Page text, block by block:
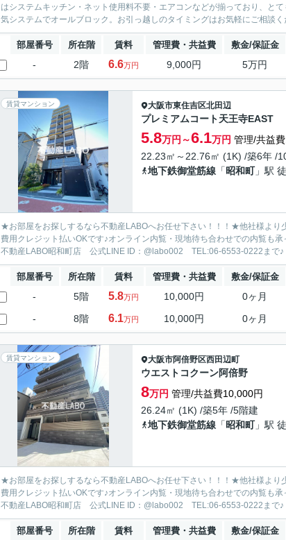
はシステムキッチン・ネット使用料不要・エアコンなどが揃っており、と
気システムでオールブロック。お引っ越しのタイミングはお気軽にご相談
部屋番号 所在階 賃料 管理費・共益費 敷金/保証金
- 2階 6.6万円 9,000円 5万円
賃貸マンション 大阪市東住吉区北田辺
プレミアムコート天王寺EAST
5.8万円～6.1万円 管理/共益
22.23㎡～22.76㎡ (1K) /築6年 /
地下鉄御堂筋線 「昭和町」駅
★お部屋をお探しするなら不動産LABOへお任せ下さい！！！★他社様より
費用クレジット払いOKです♪オンライン内覧・現地待ち合わせでの内覧も
不動産LABO昭和町店 公式LINE ID：@labo002 TEL:06-6553-0222まで♪
部屋番号 所在階 賃料 管理費・共益費 敷金/保証金
- 5階 5.8万円 10,000円 0ヶ月
- 8階 6.1万円 10,000円 0ヶ月
賃貸マンション 大阪市阿倍野区西田辺町
ウエストコクーン阿倍野
8万円 管理/共益費10,000円
26.24㎡ (1K) /築5年 /5階建
地下鉄御堂筋線 「昭和町」駅
★お部屋をお探しするなら不動産LABOへお任せ下さい！！！★他社様より
費用クレジット払いOKです♪オンライン内覧・現地待ち合わせでの内覧も
不動産LABO昭和町店 公式LINE ID：@labo002 TEL:06-6553-0222まで♪
部屋番号 所在階 賃料 管理費・共益費 敷金/保証金